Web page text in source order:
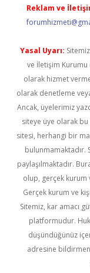
Reklam ve
Yasal Uyarı:
ve İletişim Kurumu
olarak hizmet
olarak denetleme
Ancak, üyelerimiz
siteye üye olarak
sitesi, herhangi bir
bulunmamaktadır.
paylaşılmaktadır.
olup, gerçek kurum
Gerçek kurum ve
Sitemiz, kar amacı
platformudur.
düşündüğünüz
adresine